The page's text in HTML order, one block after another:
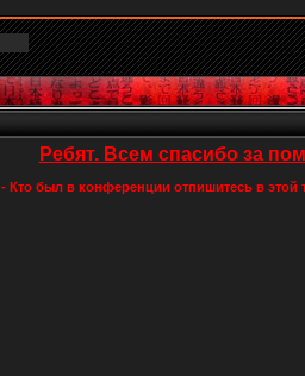
Ребят. Всем спасибо за
- Кто был в конференции отпишитесь в этой